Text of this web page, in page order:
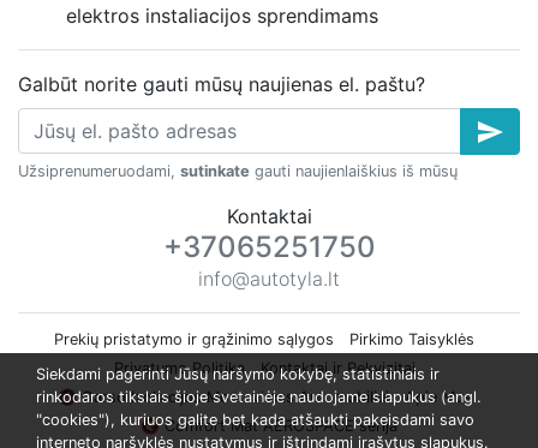
elektros instaliacijos sprendimams
Galbūt norite gauti mūsų naujienas el. paštu?
send
Užsiprenumeruodami, sutinkate gauti naujienlaiškius iš mūsų
Kontaktai
+37065251750
info@autotyla.lt
Prekių pristatymo ir grąžinimo sąlygos
Pirkimo Taisyklės
Privatumo Politika
Kontaktai ir Rekvizitai
🔇 Garso Izoliacijos Montavimas Automobiliui
Apie Mus
🔇 Comfort Mat AEROSPACE serija
Siekdami pagerinti Jūsų naršymo kokybę, statistiniais ir
rinkodaros tikslais šioje svetainėje naudojame slapukus (angl.
"cookies"), kuriuos galite bet kada atšaukti pakeisdami savo
interneto naršyklės nustatymus ir ištrindami įrašytus slapukus.